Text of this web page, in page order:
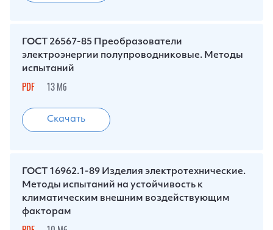
ГОСТ 26567-85 Преобразователи
электроэнергии полупроводниковые. Методы
испытаний
PDF 13 Мб
Скачать
ГОСТ 16962.1-89 Изделия электротехнические.
Методы испытаний на устойчивость к
климатическим внешним воздействующим
факторам